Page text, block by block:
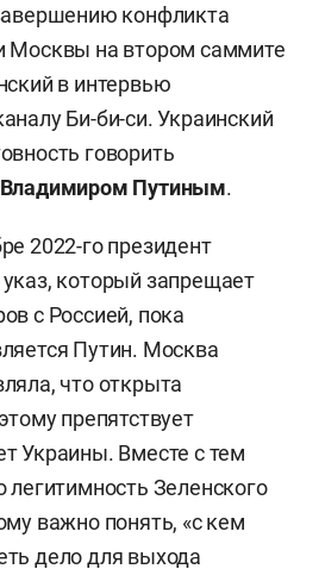
конфликта
Москвы на втором саммите
в интервью
Би-би-си. Украинский
говорить
Владимиром Путиным.
2022-го президент
указ, который запрещает
с Россией, пока
Путин. Москва
что открыта
препятствует
Украины. Вместе с тем
легитимность Зеленского
важно понять, «с кем
дело для выхода